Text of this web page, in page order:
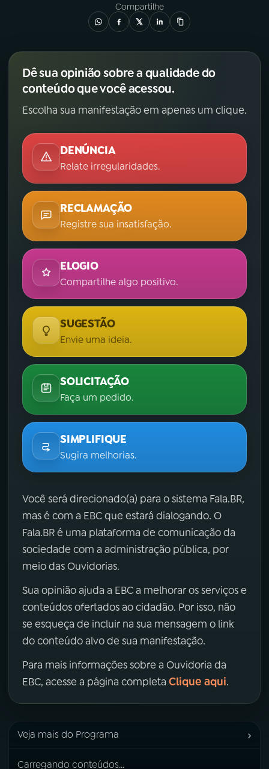
Compartilhe
Dê sua opinião sobre a qualidade do
conteúdo que você acessou.
Escolha sua manifestação em apenas um clique.
DENÚNCIA
Relate irregularidades.
RECLAMAÇÃO
Registre sua insatisfação.
ELOGIO
Compartilhe algo positivo.
SUGESTÃO
Envie uma ideia.
SOLICITAÇÃO
Faça um pedido.
SIMPLIFIQUE
Sugira melhorias.
Você será direcionado(a) para o sistema Fala.BR,
mas é com a EBC que estará dialogando. O
Fala.BR é uma plataforma de comunicação da
sociedade com a administração pública, por
meio das Ouvidorias.
Sua opinião ajuda a EBC a melhorar os serviços e
conteúdos ofertados ao cidadão. Por isso, não
se esqueça de incluir na sua mensagem o link
do conteúdo alvo de sua manifestação.
Para mais informações sobre a Ouvidoria da
EBC, acesse a página completa Clique aqui.
Veja mais do Programa ›
Carregando conteúdos...